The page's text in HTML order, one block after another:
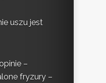
uszu jest
–
fryzury –